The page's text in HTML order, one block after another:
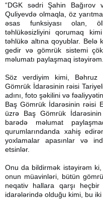
“DGK sədri Şahin Bağırov
Quliyevdə olmaqla, öz
əsas funksiyası olan,
təhlükəsizliyini qorumaq
təhlükə altına qoyublar. Belə
gedir və gömrük sistemi
məlumatı paylaşmaq istəyirəm.
Söz verdiyim kimi, Bəhruz
Gömrük İdarəsinin rəisi
adını, foto şəkilini və
Baş Gömrük İdarəsinin rəisi
üzrə Baş Gömrük
barədə məlumat
qurumlarındanda xahiş
yoxlamalar apasınlar və
etsinlər.
Onu da bildirmək istəyirəm ki,
onun müavinləri, bütün
neqativ hallara qarşı
idarələrində olduğu kimi, bu